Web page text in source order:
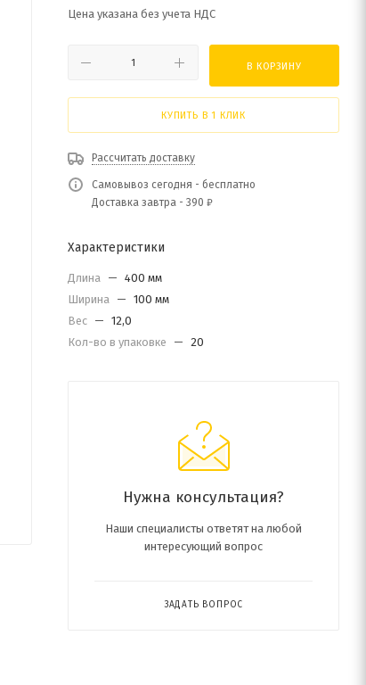
Цена указана без учета НДС
В КОРЗИНУ
КУПИТЬ В 1 КЛИК
Рассчитать доставку
Самовывоз сегодня - бесплатно
Доставка завтра - 390 ₽
Характеристики
Длина — 400 мм
Ширина — 100 мм
Вес — 12,0
Кол-во в упаковке
— 20
Нужна консультация?
Наши специалисты ответят на любой
интересующий вопрос
ЗАДАТЬ ВОПРОС